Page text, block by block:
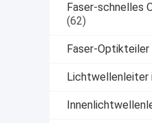
Faser-schnelles
(62)
Faser-Optikteiler
Lichtwellenleiter